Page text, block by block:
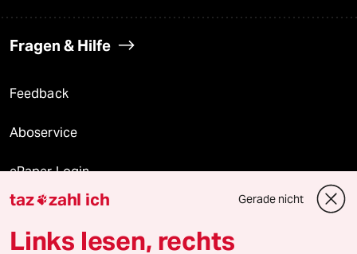
Fragen & Hilfe
Feedback
Aboservice
ePaper Login
Downloads für Abonnierende
taz zahl ich Gerade nicht
Links lesen, rechts